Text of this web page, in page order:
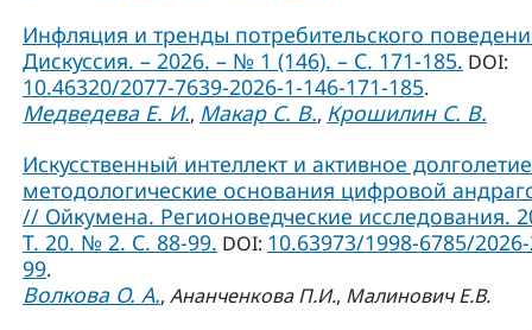
Инфляция и тренды потребительского
Дискуссия. – 2026. – № 1 (146). – С. 171-185. DOI:
10.46320/2077-7639-2026-1-146-171-185.
Медведева Е. И., Макар С. В., Крошилин С. В.
Искусственный интеллект и активное
методологические основания цифровой
// Ойкумена. Регионоведческие исследования.
Т. 20. № 2. С. 88-99. DOI: 10.63973/1998-6785/
99.
Волкова О. А., Ананченкова П.И., Малинович Е.В.